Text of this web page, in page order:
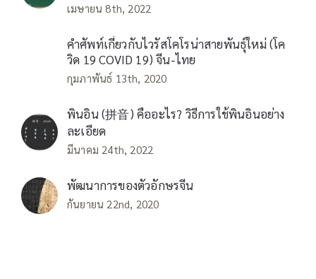
เมษายน 8th, 2022
คำศัพท์เกี่ยวกับไวรัสโคโรน่าสายพันธุ์ใหม่ (โค
วิด 19 COVID 19) จีน-ไทย
กุมภาพันธ์ 13th, 2020
พินอิน (拼音) คืออะไร? วิธีการใช้พินอินอย่าง
ละเอียด
มีนาคม 24th, 2022
พัฒนาการของตัวอักษรจีน
กันยายน 22nd, 2020